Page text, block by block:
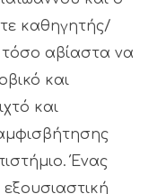
καθηγητής/
αβίαστα να
και
και
Ένας